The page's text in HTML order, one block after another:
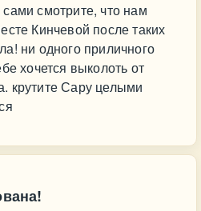
смотрите, что нам
Кинчевой после таких
ни одного приличного
хочется выколоть от
крутите Сару целыми